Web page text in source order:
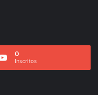
0
Inscritos